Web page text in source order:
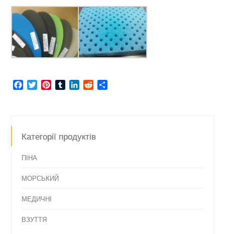
Facebook
TwitterPinterestTumblrLinkedInReddit
Категорії продуктів
ПІНА
МОРСЬКИЙ
МЕДИЧНІ
ВЗУТТЯ